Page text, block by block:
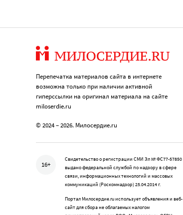
Перепечатка материалов сайта в интернете
возможна только при наличии активной
гиперссылки на оригинал материала на сайте
miloserdie.ru
© 2024 – 2026. Милосердие.ru
16+
Свидетельство о регистрации СМИ Эл № ФС77-57850
выдано федеральной службой по надзору в сфере
связи, информационных технологий и массовых
коммуникаций (Роскомнадзор) 25.04.2014 г.
Портал Милосердие.ru использует объявления и веб-
сайт для сбора не облагаемых налогом